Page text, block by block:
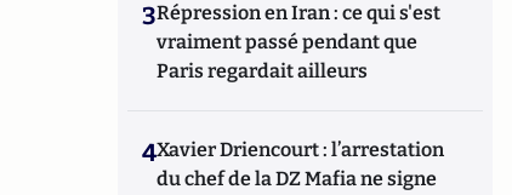
3Répression en Iran : ce qui s'est
vraiment passé pendant que
Paris regardait ailleurs
4Xavier Driencourt : l’arrestation
du chef de la DZ Mafia ne signe